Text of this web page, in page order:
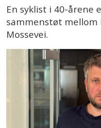
En syklist i 40-årene
sammenstøt mellom
Mossevei.